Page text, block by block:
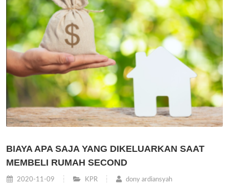
BIAYA APA SAJA YANG DIKELUARKAN SAAT
MEMBELI RUMAH SECOND
2020-11-09 KPR dony ardiansyah